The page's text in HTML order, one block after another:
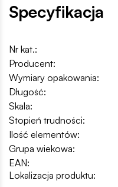
Specyfikacja
Nr kat.:
Producent:
Wymiary opakowania:
Długość:
Skala:
Stopień trudności:
Ilość elementów:
Grupa wiekowa:
EAN:
Lokalizacja produktu: